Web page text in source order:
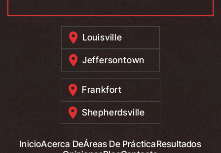
Louisville
Jeffersontown
Frankfort
Shepherdsville
InicioAcerca DeÁreas De PrácticaResultados